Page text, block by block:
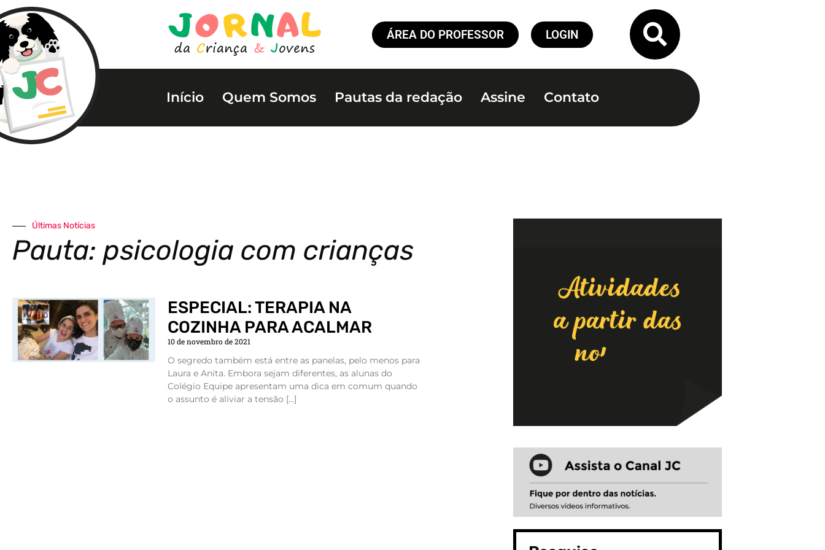
ÁREA DO PROFESSOR LOGIN
Início Quem Somos Pautas da redação Assine Contato
Últimas Notícias
Pauta: psicologia com crianças
ESPECIAL: TERAPIA NA
COZINHA PARA ACALMAR
10 de novembro de 2021
O segredo também está entre as panelas, pelo menos para
Laura e Anita. Embora sejam diferentes, as alunas do
Colégio Equipe apresentam uma dica em comum quando
o assunto é aliviar a tensão […]